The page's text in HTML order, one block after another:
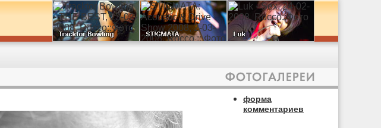
форма
комментариев